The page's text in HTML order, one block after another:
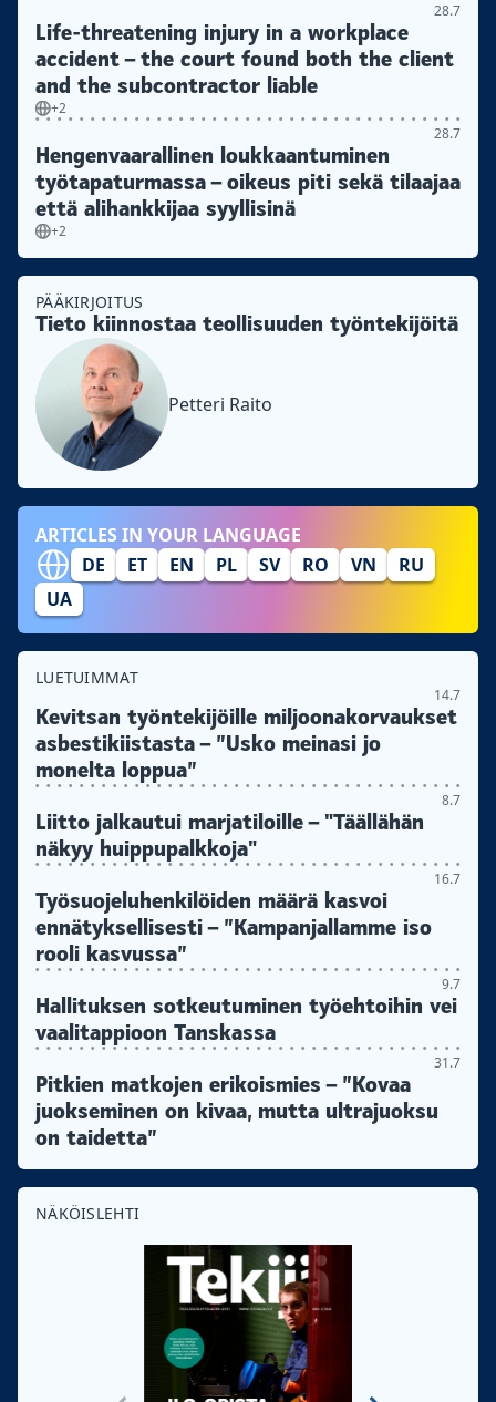
28.7
Life-threatening injury in a workplace
accident – the court found both the client
and the subcontractor liable
+2
28.7
Hengenvaarallinen loukkaantuminen
työtapaturmassa – oikeus piti sekä tilaajaa
että alihankkijaa syyllisinä
+2
PÄÄKIRJOITUS
Tieto kiinnostaa teollisuuden työntekijöitä
Petteri Raito
ARTICLES IN YOUR LANGUAGE
DE
ET EN PL SV RO VN
RU
UA
LUETUIMMAT
14.7
Kevitsan työntekijöille miljoonakorvaukset
asbestikiistasta – ”Usko meinasi jo
monelta loppua”
8.7
Liitto jalkautui marjatiloille – "Täällähän
näkyy huippupalkkoja"
16.7
Työsuojeluhenkilöiden määrä kasvoi
ennätyksellisesti – ”Kampanjallamme iso
rooli kasvussa”
9.7
Hallituksen sotkeutuminen työehtoihin vei
vaalitappioon Tanskassa
31.7
Pitkien matkojen erikoismies – ”Kovaa
juokseminen on kivaa, mutta ultrajuoksu
on taidetta”
NÄKÖISLEHTI